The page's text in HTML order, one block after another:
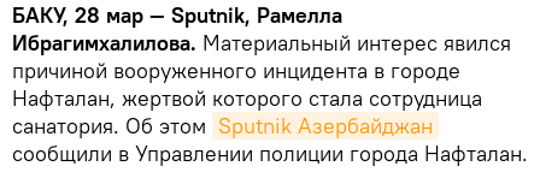
БАКУ, 28 мар — Sputnik, Рамелла
Ибрагимхалилова. Материальный интерес явился
причиной вооруженного инцидента в городе
Нафталан, жертвой которого стала сотрудница
санатория. Об этом Sputnik Азербайджан
сообщили в Управлении полиции города Нафталан.